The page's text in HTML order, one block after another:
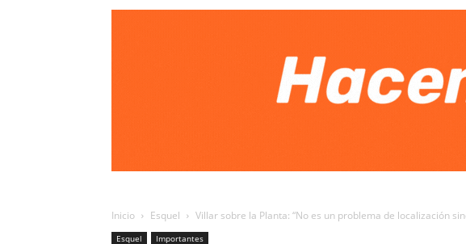
Inicio Esquel Villar sobre la Planta: “No es un problema de localización
Esquel Importantes